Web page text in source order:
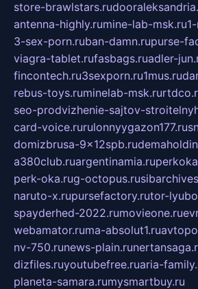
store-brawlstars.ru
antenna-highly.rumine-lab-msk.ru
3-sex-porn.ruban-damn.rupurse-
viagra-tablet.rufasbags.ruadler-
fincontech.ru3sexporn.ru1mus.ru
rebus-toys.ruminelab-msk.ru
seo-prodvizhenie-sajtov-
card-voice.rurulonnyygazon177.ru
domizbrusa-9x12spb.ru
a380club.ruargentinamia.ru
perk-oka.rug-octopus.ru
naruto-x.rupursefactory.rutor-
spayderhed-2022.rumovieone.ru
webamator.ruma-absolut1.ru
nv-750.runews-plain.ru
dizfiles.ruyoutubefree.ruaria-
planeta-samara.rumysmartbuy.ru